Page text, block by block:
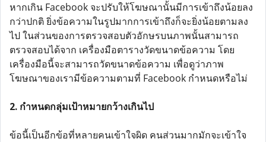
หากเกิน Facebook จะปรับให้โฆษณานั้นมีการเข้าถึงน้อยลง
กว่าปกติ ยิ่งข้อความในรูปมากการเข้าถึงก็จะยิ่งน้อยตามลง
ไป ในส่วนของการตรวจสอบตัวอักษรบนภาพนั้นสามารถ
ตรวจสอบได้จาก เครื่องมือตารางวัดขนาดข้อความ โดย
เครื่องมือนี้จะสามารถวัดขนาดข้อความ เพื่อดูว่าภาพ
โฆษณาของเรามีข้อความตามที่ Facebook กำหนดหรือไม่
2. กำหนดกลุ่มเป้าหมายกว้างเกินไป
ข้อนี้เป็นอีกข้อที่หลายคนเข้าใจผิด คนส่วนมากมักจะเข้าใจ